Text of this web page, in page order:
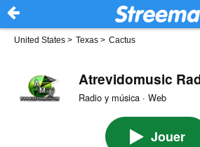
United States > Texas > Cactus
Atrevidomusic
Radio y música · Web
Jouer